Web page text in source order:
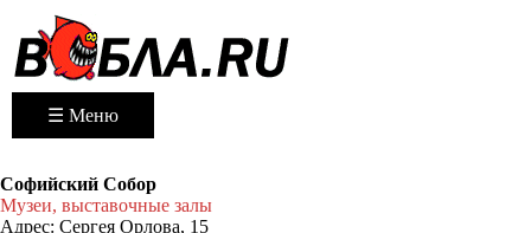
☰ Меню
Софийский Собор
Музеи, выставочные залы
Адрес: Сергея Орлова, 15